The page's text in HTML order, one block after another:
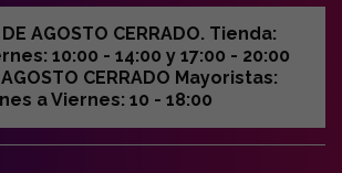
AGOSTO CERRADO. Tienda:
10:00 - 14:00 y 17:00 - 20:00
CERRADO Mayoristas:
a Viernes: 10 - 18:00